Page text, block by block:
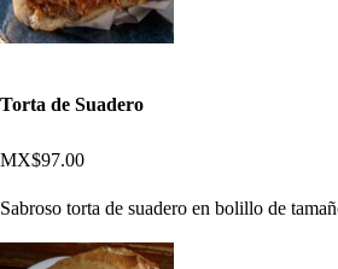
Torta de Suadero
MX$97.00
Sabroso torta de suadero en bolillo de